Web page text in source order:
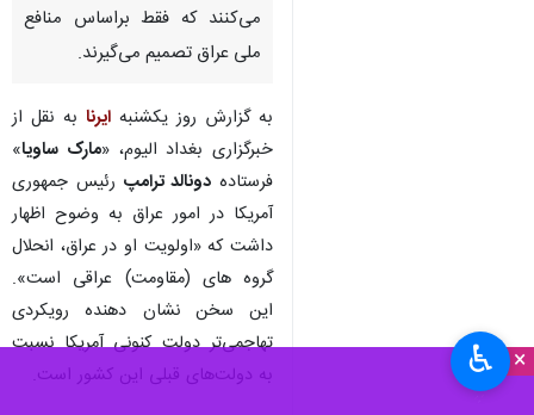
×
می‌کنند که فقط براساس منافع
ملی عراق تصمیم می‌گیرند.
به گزارش روز یکشنبهایرنا به نقل از
خبرگزاری بغداد الیوم، «مارک ساویا»
فرستاده دونالد ترامپ رئیس جمهوری
آمریکا در امور عراق به وضوح اظهار
داشت که «اولویت او در عراق، انحلال
گروه های (مقاومت) عراقی است».
این سخن نشان دهنده رویکردی
تهاجمی‌تر دولت کنونی آمریکا نسبت
به دولت‌های قبلی این کشور است.
♿︎